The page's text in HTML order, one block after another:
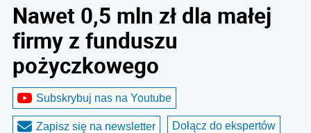
Nawet 0,5 mln zł dla małej
firmy z funduszu
pożyczkowego
Subskrybuj nas na Youtube
Zapisz się na newsletter Dołącz do ekspertów